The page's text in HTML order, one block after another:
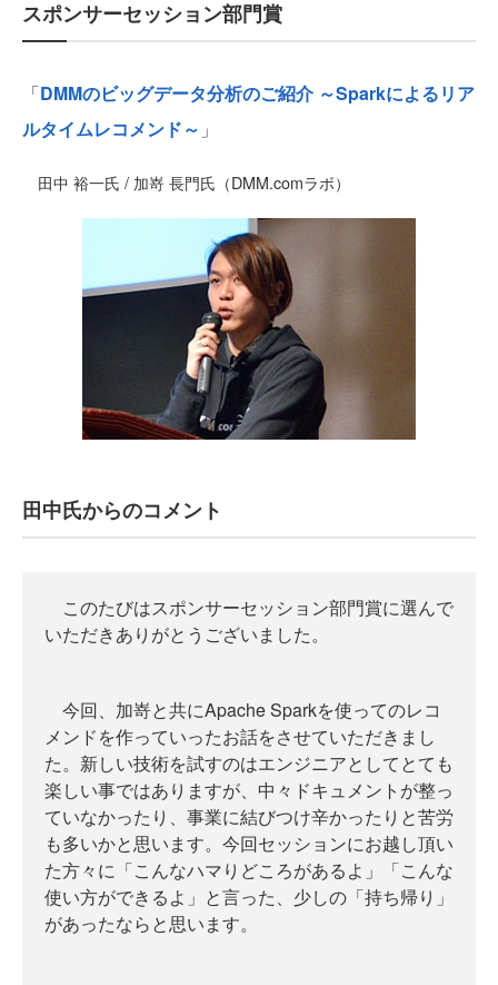
スポンサーセッション部門賞
「DMMのビッグデータ分析のご紹介 ～Sparkによるリア
ルタイムレコメンド～ 」
田中 裕一氏 / 加嵜 長門氏（DMM.comラボ）
田中氏からのコメント
このたびはスポンサーセッション部門賞に選んで
いただきありがとうございました。
今回、加嵜と共にApache Sparkを使ってのレコ
メンドを作っていったお話をさせていただきまし
た。新しい技術を試すのはエンジニアとしてとても
楽しい事ではありますが、中々ドキュメントが整っ
ていなかったり、事業に結びつけ辛かったりと苦労
も多いかと思います。今回セッションにお越し頂い
た方々に「こんなハマりどころがあるよ」「こんな
使い方ができるよ」と言った、少しの「持ち帰り」
があったならと思います。